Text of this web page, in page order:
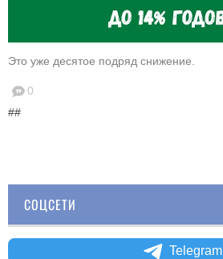
Это уже десятое подряд снижение.
0
##
СОЦСЕТИ
Telegram